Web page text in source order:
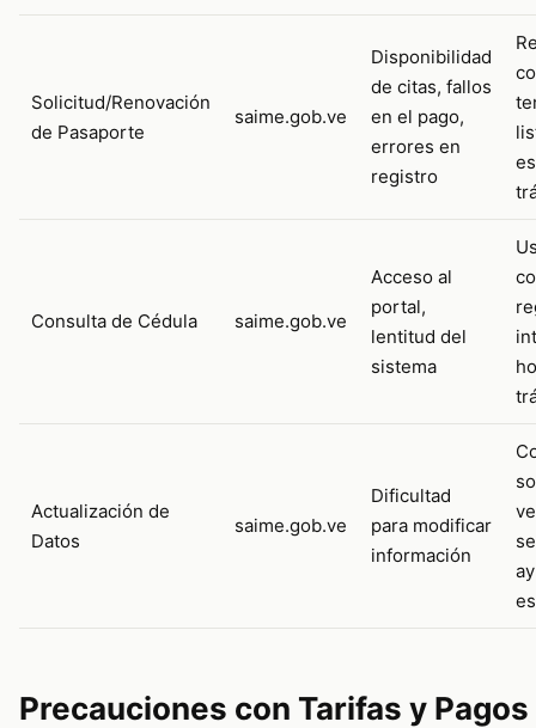
Solicitud/Renovación
de Pasaporte
saime.gob.ve
Disponibilidad
de citas, fallos
en el pago,
errores en
registro
Consulta de Cédula saime.gob.ve
Acceso al
portal,
lentitud del
sistema
Actualización de
Datos
saime.gob.ve
Dificultad
para modificar
información
Precauciones con Tarifas y Pagos